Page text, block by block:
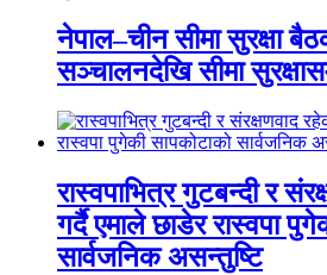
नेपाल–चीन सीमा सुरक्षा
सञ्चालनदेखि सीमा
रास्वपाभित्र गुटबन्दी र
गर्दै एमाले छाडेर रास्वपा
सार्वजनिक असन्तुष्टि